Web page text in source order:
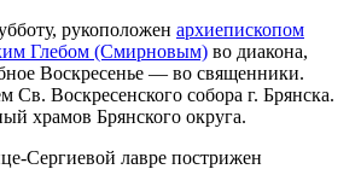
рукоположен архиепископом
Глебом (Смирновым) во диакона,
Воскресенье — во священники.
Св. Воскресенского собора г. Брянска.
храмов Брянского округа.
Сергиевой лавре пострижен